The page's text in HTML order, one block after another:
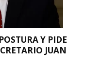
Y PIDE
JUAN